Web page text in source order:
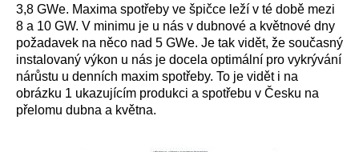
3,8 GWe. Maxima spotřeby ve špičce leží v té době mezi
8 a 10 GW. V minimu je u nás v dubnové a květnové dny
požadavek na něco nad 5 GWe. Je tak vidět, že současný
instalovaný výkon u nás je docela optimální pro vykrývání
nárůstu u denních maxim spotřeby. To je vidět i na
obrázku 1 ukazujícím produkci a spotřebu v Česku na
přelomu dubna a května.